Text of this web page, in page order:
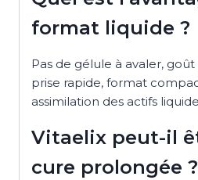
format liquide ?
Pas de gélule à avaler,
prise rapide, format
assimilation des actifs
Vitaelix peut-il
cure prolongée ?